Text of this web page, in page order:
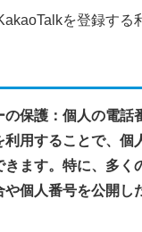
を登録する
の保護：個人の電話
用することで、個
きます。特に、多く
や個人番号を公開し